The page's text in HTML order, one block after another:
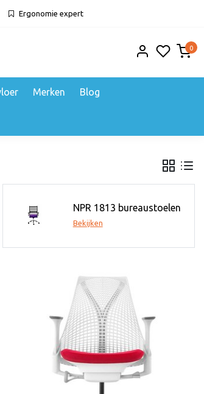
Ergonomie expert
0
Merken Blog
NPR 1813 bureaustoelen
Bekijken